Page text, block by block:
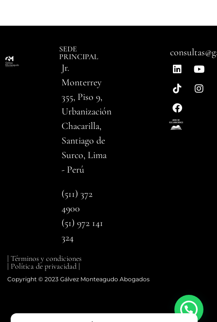
SEDE
PRINCIPAL
Jr.
Monterrey
355, Piso 9,
Urbanización
Chacarilla,
Santiago de
Surco, Lima
- Perú
(511) 372
4900
(51) 972 141
324
| Términos y condiciones
| Política de privacidad |
Copyright © 2023 Gálvez Monteagudo Abogados